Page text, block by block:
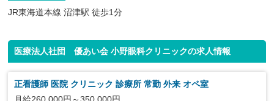
JR東海道本線 沼津駅 徒歩1分
医療法人社団 優あい会 小野眼科クリニックの求人情報
正看護師 医院 クリニック 診療所 常勤 外来 オペ室